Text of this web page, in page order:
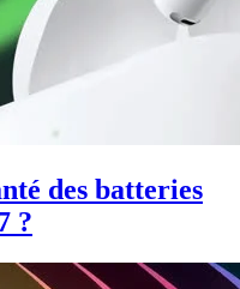
des batteries
?